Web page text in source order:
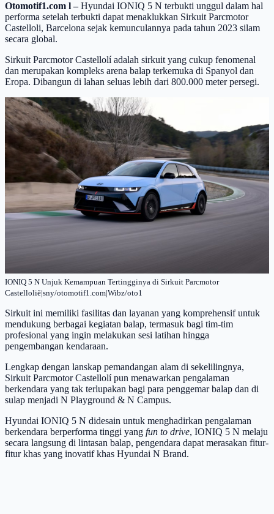
Otomotif1.com l –Hyundai IONIQ 5 N terbukti unggul dalam hal
performa setelah terbukti dapat menaklukkan Sirkuit Parcmotor
Castelloli, Barcelona sejak kemunculannya pada tahun 2023 silam
secara global.
Sirkuit Parcmotor Castellolí adalah sirkuit yang cukup fenomenal
dan merupakan kompleks arena balap terkemuka di Spanyol dan
Eropa. Dibangun di lahan seluas lebih dari 800.000 meter persegi.
IONIQ 5 N Unjuk Kemampuan Tertingginya di Sirkuit Parcmotor
Castelloliě|sny/otomotif1.com|Wibz/oto1
Sirkuit ini memiliki fasilitas dan layanan yang komprehensif untuk
mendukung berbagai kegiatan balap, termasuk bagi tim-tim
profesional yang ingin melakukan sesi latihan hingga
pengembangan kendaraan.
Lengkap dengan lanskap pemandangan alam di sekelilingnya,
Sirkuit Parcmotor Castellolí pun menawarkan pengalaman
berkendara yang tak terlupakan bagi para penggemar balap dan di
sulap menjadi N Playground & N Campus.
Hyundai IONIQ 5 N didesain untuk menghadirkan pengalaman
berkendara berperforma tinggi yang fun to drive, IONIQ 5 N melaju
secara langsung di lintasan balap, pengendara dapat merasakan fitur-
fitur khas yang inovatif khas Hyundai N Brand.